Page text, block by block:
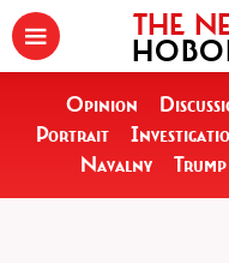
THE
Opinion
Portrait
Navalny
Trump